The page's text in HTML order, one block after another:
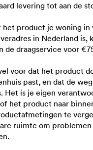
levering tot aan de
het product je woning in
in Nederland is,
de draagservice voor
voor dat het product
past, en dat de
Het is je eigen
het product naar
te
ruimte om